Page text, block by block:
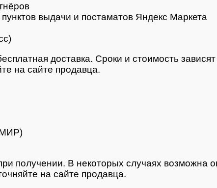
выдачи и постаматов Яндекс Маркета
доставка. Сроки и стоимость
на сайте продавца.
МИР)
получении. В некоторых случаях возможна
на сайте продавца.